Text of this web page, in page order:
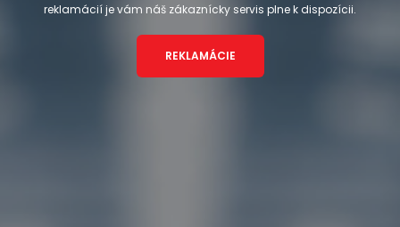
reklamácií je vám náš zákaznícky servis plne k dispozícii.
REKLAMÁCIE